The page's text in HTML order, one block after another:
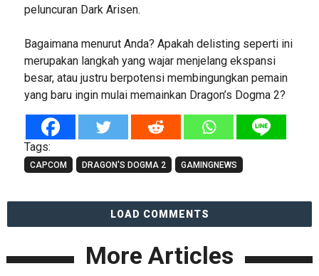
peluncuran Dark Arisen.
Bagaimana menurut Anda? Apakah delisting seperti ini
merupakan langkah yang wajar menjelang ekspansi
besar, atau justru berpotensi membingungkan pemain
yang baru ingin mulai memainkan Dragon’s Dogma 2?
Tags:
CAPCOM DRAGON'S DOGMA 2 GAMINGNEWS
LOAD COMMENTS
More Articles